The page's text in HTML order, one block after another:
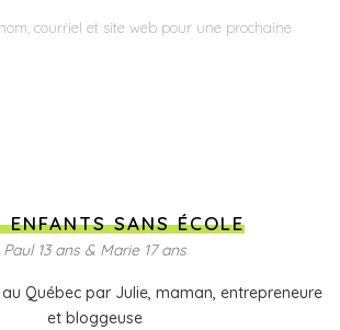
courriel et site web pour une prochaine
ENFANTS SANS ÉCOLE
Paul 13 ans & Marie 17 ans
Québec par Julie, maman, entrepreneure
et bloggeuse